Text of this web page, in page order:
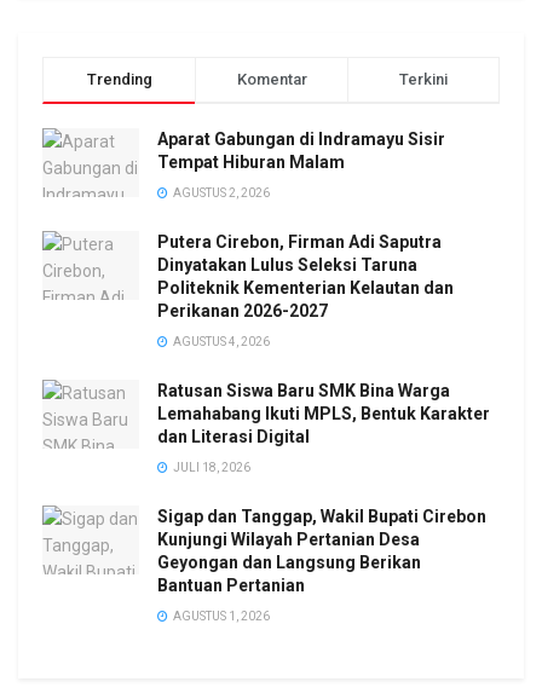
Trending Komentar Terkini
Aparat Gabungan di Indramayu Sisir
Tempat Hiburan Malam
AGUSTUS 2, 2026
Putera Cirebon, Firman Adi Saputra
Dinyatakan Lulus Seleksi Taruna
Politeknik Kementerian Kelautan dan
Perikanan 2026-2027
AGUSTUS 4, 2026
Ratusan Siswa Baru SMK Bina Warga
Lemahabang Ikuti MPLS, Bentuk Karakter
dan Literasi Digital
JULI 18, 2026
Sigap dan Tanggap, Wakil Bupati Cirebon
Kunjungi Wilayah Pertanian Desa
Geyongan dan Langsung Berikan
Bantuan Pertanian
AGUSTUS 1, 2026